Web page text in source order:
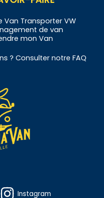
Van Transporter VW
de van
mon Van
? Consulter notre FAQ
Instagram